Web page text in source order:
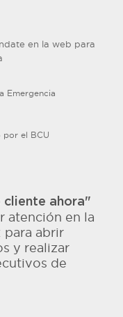
en la web para
Emergencia
por el BCU
cliente ahora"
atención en la
para abrir
y realizar
de